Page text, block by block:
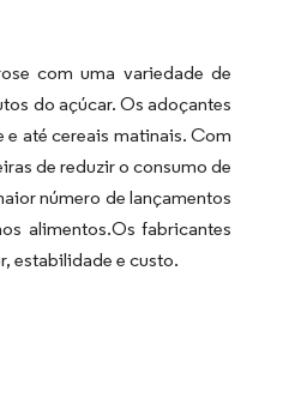
com uma variedade de
do açúcar. Os adoçantes
até cereais matinais. Com
de reduzir o consumo de
número de lançamentos
alimentos.Os fabricantes
estabilidade e custo.